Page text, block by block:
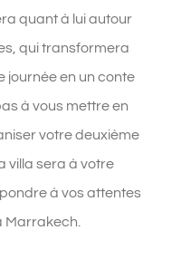
quant à lui autour
qui transformera
journée en un conte
à vous mettre en
votre deuxième
villa sera à votre
à vos attentes
Marrakech.